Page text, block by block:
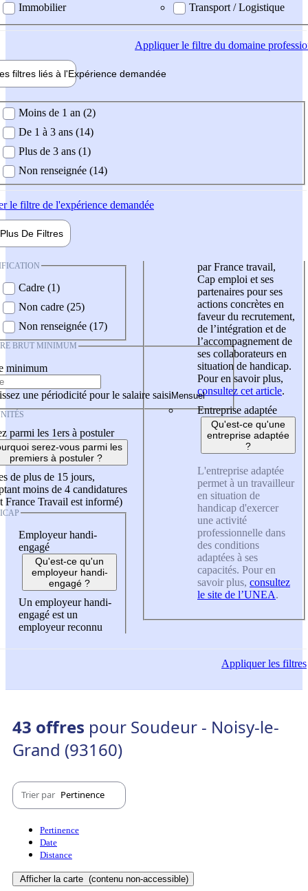
Immobilier
Transport / Logistique
Appliquerle filtre du domaine
filtres liés à l'Expérience demandée
demandée
Moins de 1 an (2)
De 1 à 3 ans (14)
Plus de 3 ans (1)
Non renseignée (14)
le filtre de l'expérience demandée
Plus De Filtres
Cadre (1)
Non cadre (25)
Non renseignée (17)
BRUT MINIMUM
minimum
une périodicité pour le salaire saisi
parmi les 1ers à postuler
serez-vous parmi les
premiers à postuler ?
de plus de 15 jours,
moins de 4 candidatures
France Travail est informé)
Employeur handi-
engagé
Qu'est-ce qu'un
employeur handi-
engagé ?
Un employeur handi-
engagé est un
employeur reconnu
par France travail,
Cap emploi et ses
partenaires pour ses
actions concrètes en
faveur du recrutement,
de l’intégration et de
l’accompagnement de
ses collaborateurs en
situation de handicap.
Pour en savoir plus,
consultez cet article.
Entreprise adaptée
Qu'est-ce qu'une
entreprise adaptée
?
L'entreprise adaptée
permet à un travailleur
en situation de
handicap d'exercer
une activité
professionnelle dans
des conditions
adaptées à ses
capacités. Pour en
savoir plus, consultez
le site de l’UNEA.
Appliquerles filtres
43 offres pour Soudeur - Noisy-le-
Grand (93160)
Trier par Pertinence
Pertinence
Date
Distance
Afficher la carte (contenu non-accessible)